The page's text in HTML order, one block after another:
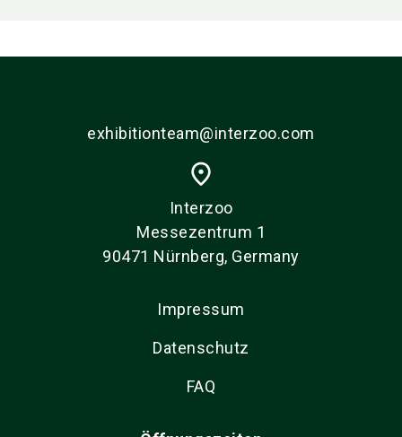
exhibitionteam@interzoo.com
place
Interzoo
Messezentrum 1
90471 Nürnberg, Germany
Impressum
Datenschutz
FAQ